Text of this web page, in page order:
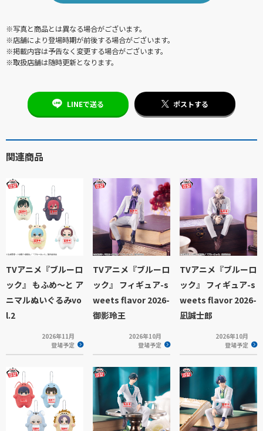
※写真と商品とは異なる場合がございます。
※店舗により登場時期が前後する場合がございます。
※掲載内容は予告なく変更する場合がございます。
※取扱店舗は随時更新となります。
LINEで送る ポストする
関連商品
TVアニメ『ブルーロ
ック』 もふめ～と ア
ニマルぬいぐるみvo
l.2
2026年11月
登場予定
TVアニメ『ブルーロ
ック』 フィギュア-s
weets flavor 2026-
御影玲王
2026年10月
登場予定
TVアニメ『ブルーロ
ック』 フィギュア-s
weets flavor 2026-
凪誠士郎
2026年10月
登場予定